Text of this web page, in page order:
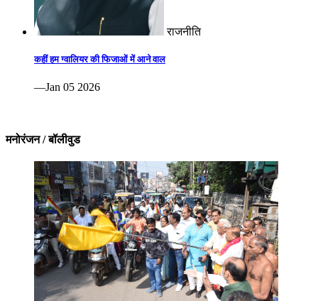
राजनीति
कहीं हम ग्वालियर की फिजाओं में आने वाल
—Jan 05 2026
मनोरंजन / बॉलीवुड